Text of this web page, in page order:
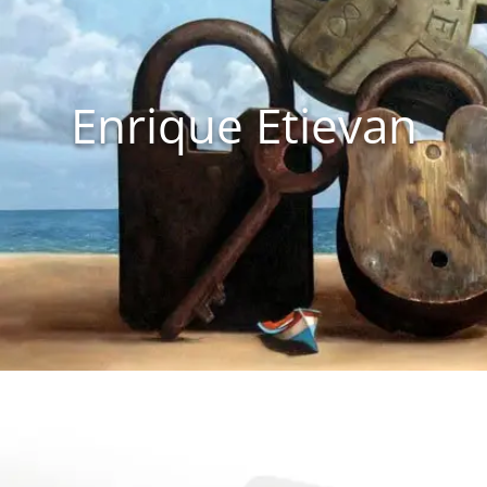
Enrique Etievan